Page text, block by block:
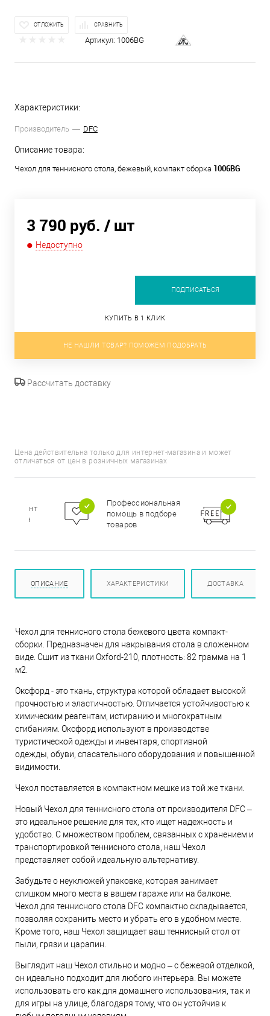
ОТЛОЖИТЬ СРАВНИТЬ
Артикул: 1006BG
Характеристики:
Производитель DFC
Описание товара:
Чехол для теннисного стола, бежевый, компакт сборка 1006BG
3 790 руб. / шт
Недоступно
ПОДПИСАТЬСЯ
КУПИТЬ В 1 КЛИК
НЕ НАШЛИ ТОВАР? ПОМОЖЕМ ПОДОБРАТЬ
Рассчитать доставку
Цена действительна только для интернет-магазина и может
отличаться от цен в розничных магазинах
Профессиональная
помощь в подборе
товаров
ОПИСАНИЕ ХАРАКТЕРИСТИКИ ДОСТАВКА
Чехол для теннисного стола бежевого цвета компакт-
сборки. Предназначен для накрывания стола в сложенном
виде. Сшит из ткани Oxford-210, плотность: 82 грамма на 1
м2.
Оксфорд - это ткань, структура которой обладает высокой
прочностью и эластичностью. Отличается устойчивостью к
химическим реагентам, истиранию и многократным
сгибаниям. Оксфорд используют в производстве
туристической одежды и инвентаря, спортивной
одежды, обуви, спасательного оборудования и повышенной
видимости.
Чехол поставляется в компактном мешке из той же ткани.
Новый Чехол для теннисного стола от производителя DFC –
это идеальное решение для тех, кто ищет надежность и
удобство. С множеством проблем, связанных с хранением и
транспортировкой теннисного стола, наш Чехол
представляет собой идеальную альтернативу.
Забудьте о неуклюжей упаковке, которая занимает
слишком много места в вашем гараже или на балконе.
Чехол для теннисного стола DFC компактно складывается,
позволяя сохранить место и убрать его в удобном месте.
Кроме того, наш Чехол защищает ваш теннисный стол от
пыли, грязи и царапин.
Выглядит наш Чехол стильно и модно – с бежевой отделкой,
он идеально подходит для любого интерьера. Вы можете
использовать его как для домашнего использования, так и
для игры на улице, благодаря тому, что он устойчив к